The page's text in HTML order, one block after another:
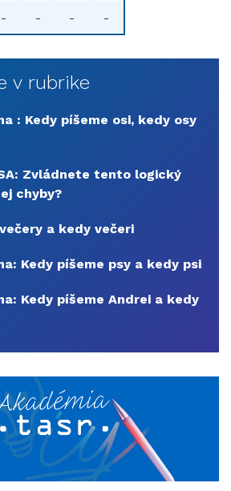
- - - -
v rubrike
: Kedy píšeme osi, kedy osy
Zvládnete tento logický
chyby?
a kedy večeri
Kedy píšeme psy a kedy psi
Kedy píšeme Andrei a kedy